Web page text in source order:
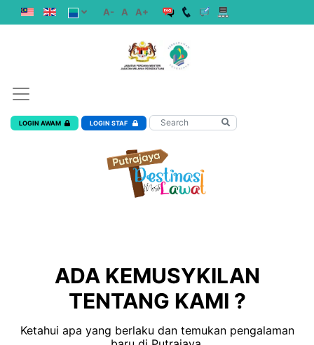
A- A A+
LOGIN AWAM LOGIN STAF
ADA KEMUSYKILAN
TENTANG KAMI ?
Ketahui apa yang berlaku dan temukan pengalaman